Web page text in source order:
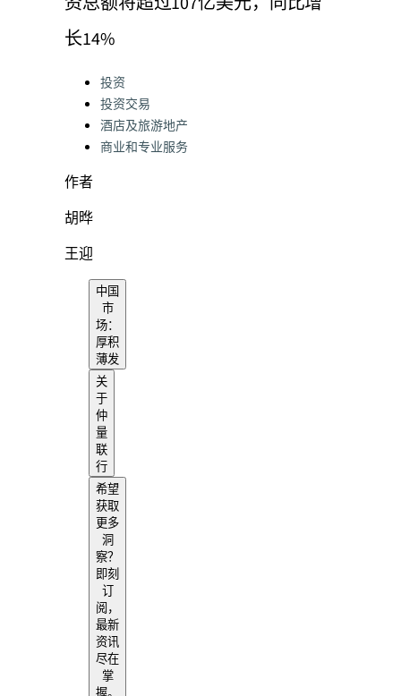
长14%
Categories:
投资
投资交易
酒店及旅游地产
商业和专业服务
作者
胡晔
王迎
中国
市
场：
厚积
薄发
关
于
仲
量
联
行
希望
获取
更多
洞
察？
即刻
订
阅，
最新
资讯
尽在
掌
握。